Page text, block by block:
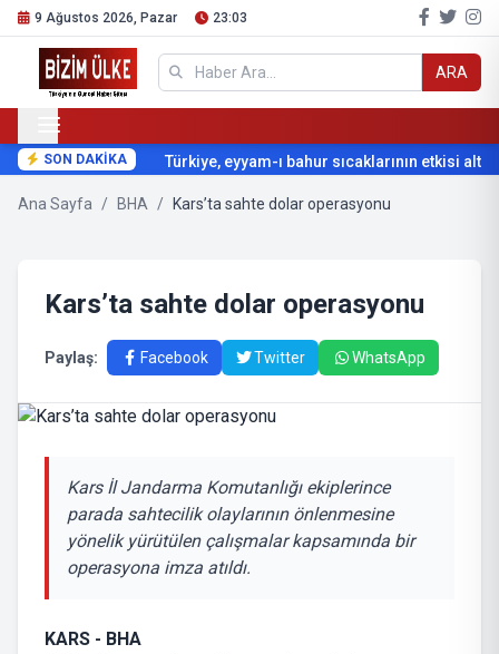
9 Ağustos 2026, Pazar 23:03
ARA
SON DAKİKA Türkiye, eyyam-ı bahur sıcaklarının etkisi
Ana Sayfa / BHA / Kars’ta sahte dolar operasyonu
Kars’ta sahte dolar operasyonu
Paylaş: Facebook Twitter WhatsApp
Kars İl Jandarma Komutanlığı ekiplerince
parada sahtecilik olaylarının önlenmesine
yönelik yürütülen çalışmalar kapsamında bir
operasyona imza atıldı.
KARS - BHA